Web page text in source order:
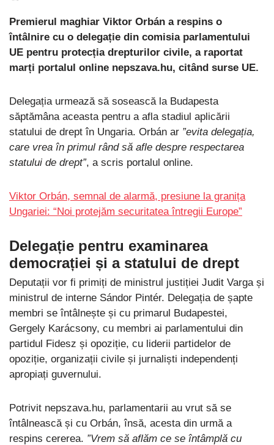
Premierul maghiar Viktor Orbán a respins o
întâlnire cu o delegație din comisia parlamentului
UE pentru protecția drepturilor civile, a raportat
marți portalul online nepszava.hu, citând surse UE.
Delegația urmează să sosească la Budapesta
săptămâna aceasta pentru a afla stadiul aplicării
statului de drept în Ungaria. Orbán ar ”evita delegația,
care vrea în primul rând să afle despre respectarea
statului de drept”, a scris portalul online.
Viktor Orbán, semnal de alarmă, presiune la granița
Ungariei: “Noi protejăm securitatea întregii Europe”
Delegație pentru examinarea
democrației și a statului de drept
Deputații vor fi primiți de ministrul justiției Judit Varga și
ministrul de interne Sándor Pintér. Delegația de șapte
membri se întâlnește și cu primarul Budapestei,
Gergely Karácsony, cu membri ai parlamentului din
partidul Fidesz și opoziție, cu liderii partidelor de
opoziție, organizații civile și jurnaliști independenți
apropiați guvernului.
Potrivit nepszava.hu, parlamentarii au vrut să se
întâlnească și cu Orbán, însă, acesta din urmă a
respins cererea. ”Vrem să aflăm ce se întâmplă cu